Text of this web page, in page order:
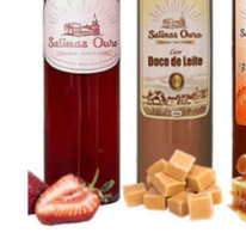
do cuidado artesanal que
incrível bebida.
tags: cachaça, criação da
Conheça asMelhores